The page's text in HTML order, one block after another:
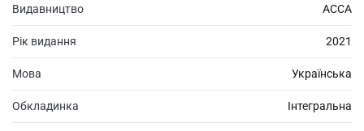
Видавництво АССА
Рік видання 2021
Мова Українська
Обкладинка Інтегральна